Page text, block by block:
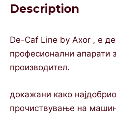
Description
De-Caf Line by Axor , е
професионални апарати
производител.
докажани како
прочиствување на